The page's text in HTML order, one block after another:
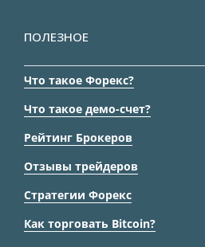
ПОЛЕЗНОЕ
Что такое Форекс?
Что такое демо-счет?
Рейтинг Брокеров
Отзывы трейдеров
Стратегии Форекс
Как торговать Bitcoin?